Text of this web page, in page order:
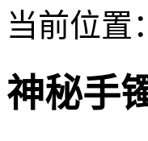
当前位置：
神秘手